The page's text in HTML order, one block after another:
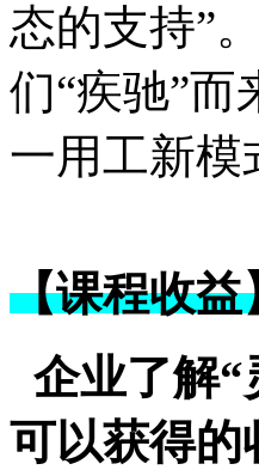
态的支持”
们“疾驰”而
一用工新模
【课程收益
企业了解“
可以获得的